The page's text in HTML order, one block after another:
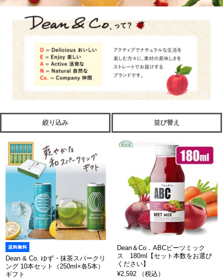
絞り込み 並び替え
Dean & Co. ゆず・抹茶スパークリ
ング 10本セット（250ml×各5本）
ギフト
Dean＆Co．ABCビーツミック
ス 180ml【セット本数をお選び
ください】
¥2,592 （税込）